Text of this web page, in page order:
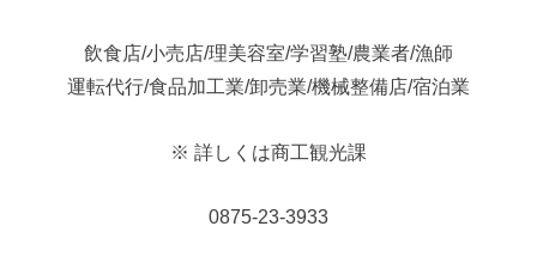
飲食店/小売店/理美容室/学習塾/農業者/漁師
運転代行/食品加工業/卸売業/機械整備店/宿泊業
※ 詳しくは商工観光課
0875-23-3933